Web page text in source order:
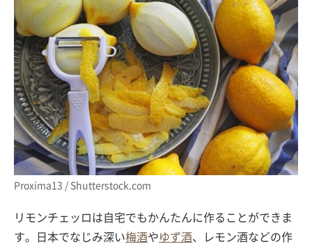
Proxima13 / Shutterstock.com
リモンチェッロは自宅でもかんたんに作ることができま
す。日本でなじみ深い梅酒やゆず酒、レモン酒などの作